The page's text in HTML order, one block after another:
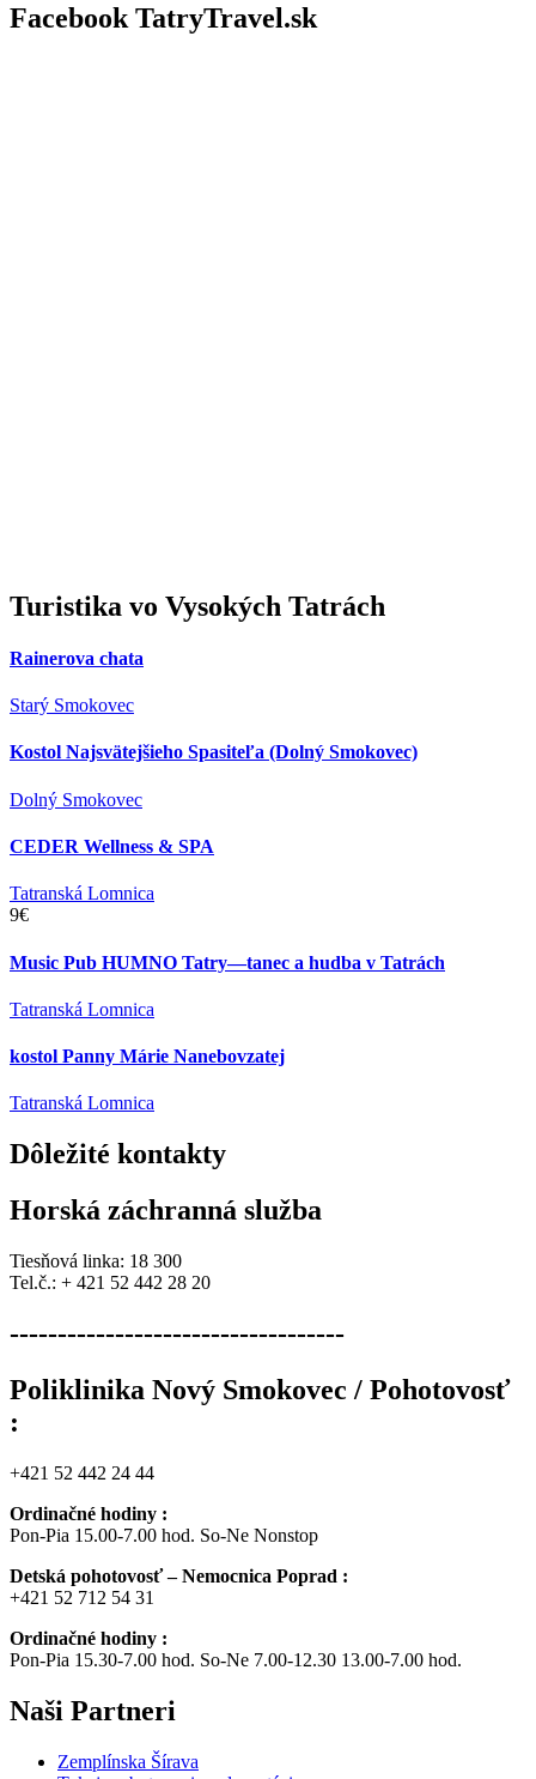
Facebook TatryTravel.sk
Turistika vo Vysokých Tatrách
Rainerova chata
Starý Smokovec
Kostol Najsvätejšieho Spasiteľa (Dolný Smokovec)
Dolný Smokovec
CEDER Wellness & SPA
Tatranská Lomnica
9€
Music Pub HUMNO Tatry—tanec a hudba v Tatrách
Tatranská Lomnica
kostol Panny Márie Nanebovzatej
Tatranská Lomnica
Dôležité kontakty
Horská záchranná služba
Tiesňová linka: 18 300
Tel.č.: + 421 52 442 28 20
-----------------------------------
Poliklinika Nový Smokovec / Pohotovosť
:
+421 52 442 24 44
Ordinačné hodiny :
Pon-Pia 15.00-7.00 hod. So-Ne Nonstop
Detská pohotovosť – Nemocnica Poprad :
+421 52 712 54 31
Ordinačné hodiny :
Pon-Pia 15.30-7.00 hod. So-Ne 7.00-12.30 13.00-7.00 hod.
Naši Partneri
Zemplínska Šírava